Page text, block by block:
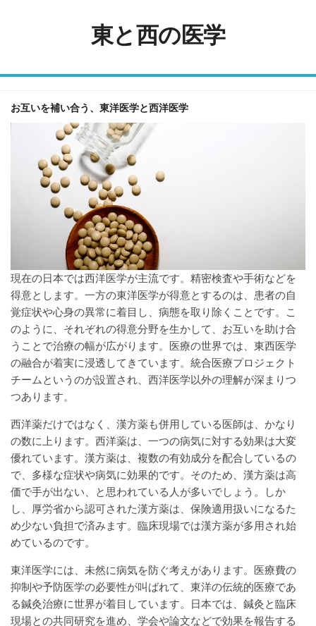
東と西の医学
お互いを補い合う、東洋医学と西洋医学
現在の日本では西洋医学が主流です。精密検査や手術などを
得意とします。一方の東洋医学が得意とするのは、患者の自
覚症状や心身の異常に着目し、病態を取り除くことです。こ
のように、それぞれの得意分野を生かして、お互いを助け合
うことで治療の幅が広がります。医療の世界では、東西医学
の融合が着実に浸透してきています。統合医療プロジェクト
チームというのが設置され、西洋医学以外の理解が深まりつ
つあります。
西洋薬だけではなく、漢方薬も併用している医師は、かなり
の数に上ります。西洋薬は、一つの病気に対する効果は大変
優れています。漢方薬は、複数の有効成分を配合しているの
で、多様な症状や病気に効果的です。そのため、漢方薬は高
価で手が出ない、と思われている人が多いでしょう。しか
し、厚労省から認可された漢方薬は、保険適用扱いになるた
め少ない負担で済みます。臨床現場では漢方薬が多用され始
めているのです。
東洋医学には、未然に病気を防ぐ考えがあります。医療費の
抑制や予防医学の必要性が叫ばれて、東洋の伝統的医療であ
る鍼灸治療に世界が着目しています。日本では、鍼灸と臨床
現場との共同研究を進め、学会や論文などで効果を報告する